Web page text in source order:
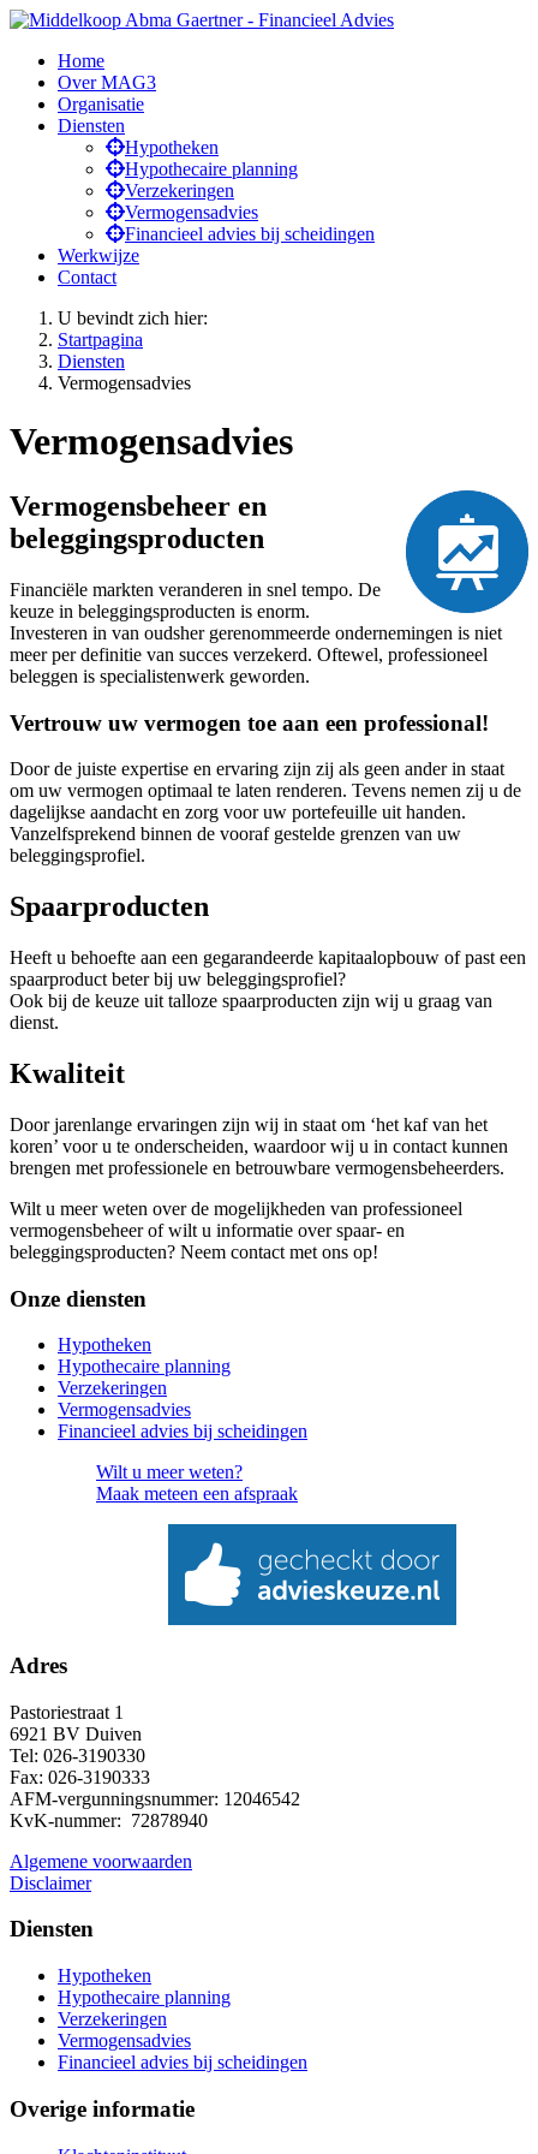
Home
Over MAG3
Organisatie
Diensten
Hypotheken
Hypothecaire planning
Verzekeringen
Vermogensadvies
Financieel advies bij scheidingen
Werkwijze
Contact
U bevindt zich hier:
Startpagina
Diensten
Vermogensadvies
Vermogensadvies
Vermogensbeheer en
beleggingsproducten
Financiële markten veranderen in snel tempo. De
keuze in beleggingsproducten is enorm.
Investeren in van oudsher gerenommeerde ondernemingen is niet
meer per definitie van succes verzekerd. Oftewel, professioneel
beleggen is specialistenwerk geworden.
Vertrouw uw vermogen toe aan een professional!
Door de juiste expertise en ervaring zijn zij als geen ander in staat
om uw vermogen optimaal te laten renderen. Tevens nemen zij u de
dagelijkse aandacht en zorg voor uw portefeuille uit handen.
Vanzelfsprekend binnen de vooraf gestelde grenzen van uw
beleggingsprofiel.
Spaarproducten
Heeft u behoefte aan een gegarandeerde kapitaalopbouw of past een
spaarproduct beter bij uw beleggingsprofiel?
Ook bij de keuze uit talloze spaarproducten zijn wij u graag van
dienst.
Kwaliteit
Door jarenlange ervaringen zijn wij in staat om ‘het kaf van het
koren’ voor u te onderscheiden, waardoor wij u in contact kunnen
brengen met professionele en betrouwbare vermogensbeheerders.
Wilt u meer weten over de mogelijkheden van professioneel
vermogensbeheer of wilt u informatie over spaar- en
beleggingsproducten? Neem contact met ons op!
Onze diensten
Hypotheken
Hypothecaire planning
Verzekeringen
Vermogensadvies
Financieel advies bij scheidingen
Wilt u meer weten?
Maak meteen een afspraak
Adres
Pastoriestraat 1
6921 BV Duiven
Tel: 026-3190330
Fax: 026-3190333
AFM-vergunningsnummer: 12046542
KvK-nummer: 72878940
Algemene voorwaarden
Disclaimer
Diensten
Hypotheken
Hypothecaire planning
Verzekeringen
Vermogensadvies
Financieel advies bij scheidingen
Overige informatie